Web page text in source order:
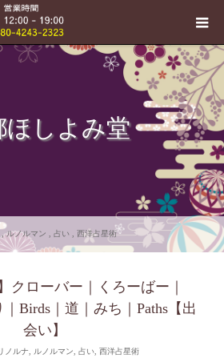
ほしよみ堂
,ルノルマン ,占い ,西洋占星術
クローバー｜くろーばー｜
Birds｜道｜みち｜Paths【出
会い】
ノルナ, ルノルマン, 占い, 西洋占星術